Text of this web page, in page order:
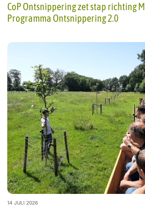
CoP Ontsnippering zet stap richting
Programma Ontsnippering 2.0
14 JULI 2026